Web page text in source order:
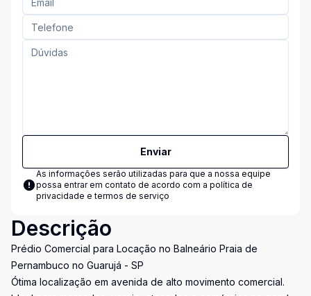
Enviar
As informações serão utilizadas para que a nossa equipe
possa entrar em contato de acordo com a política de
privacidade e termos de serviço
Descrição
Prédio Comercial para Locação no Balneário Praia de
Pernambuco no Guarujá - SP
Ótima localização em avenida de alto movimento comercial.